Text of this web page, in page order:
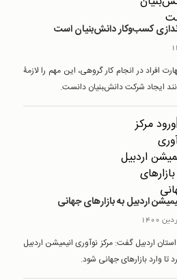
کسب‌وکار دانش‌بنیان است
افراد در انجام کار گروهی، این مهم را لازمۀ
ایجاد شرکت دانش‌‍بنیان دانست.
اردبیل به بازارهای جهانی
اردبیل گفت: مرکز نوآوری انیمیشن اردبیل
وارد بازارهای جهانی شود.